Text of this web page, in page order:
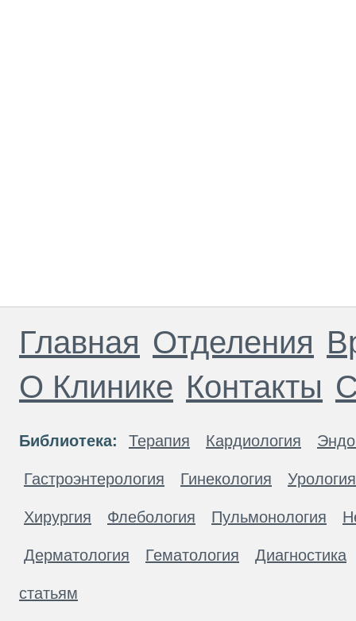
Главная Отделения
О Клинике Контакты
Библиотека: Терапия Кардиология
Гастроэнтерология Гинекология Урология
Хирургия Флебология Пульмонология
Дерматология Гематология Диагностика
статьям